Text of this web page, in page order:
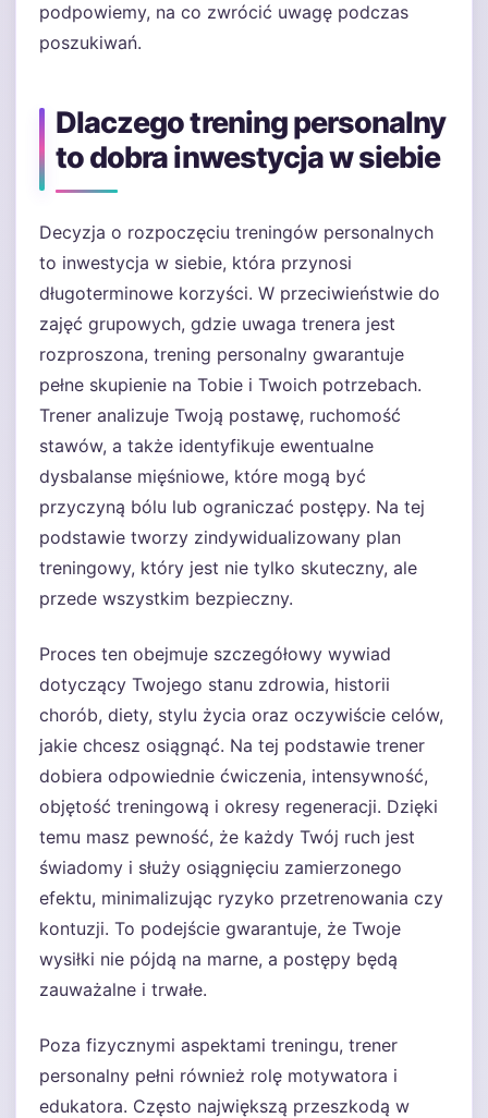
podpowiemy, na co zwrócić uwagę podczas
poszukiwań.
Dlaczego trening personalny
to dobra inwestycja w siebie
Decyzja o rozpoczęciu treningów personalnych
to inwestycja w siebie, która przynosi
długoterminowe korzyści. W przeciwieństwie do
zajęć grupowych, gdzie uwaga trenera jest
rozproszona, trening personalny gwarantuje
pełne skupienie na Tobie i Twoich potrzebach.
Trener analizuje Twoją postawę, ruchomość
stawów, a także identyfikuje ewentualne
dysbalanse mięśniowe, które mogą być
przyczyną bólu lub ograniczać postępy. Na tej
podstawie tworzy zindywidualizowany plan
treningowy, który jest nie tylko skuteczny, ale
przede wszystkim bezpieczny.
Proces ten obejmuje szczegółowy wywiad
dotyczący Twojego stanu zdrowia, historii
chorób, diety, stylu życia oraz oczywiście celów,
jakie chcesz osiągnąć. Na tej podstawie trener
dobiera odpowiednie ćwiczenia, intensywność,
objętość treningową i okresy regeneracji. Dzięki
temu masz pewność, że każdy Twój ruch jest
świadomy i służy osiągnięciu zamierzonego
efektu, minimalizując ryzyko przetrenowania czy
kontuzji. To podejście gwarantuje, że Twoje
wysiłki nie pójdą na marne, a postępy będą
zauważalne i trwałe.
Poza fizycznymi aspektami treningu, trener
personalny pełni również rolę motywatora i
edukatora. Często największą przeszkodą w